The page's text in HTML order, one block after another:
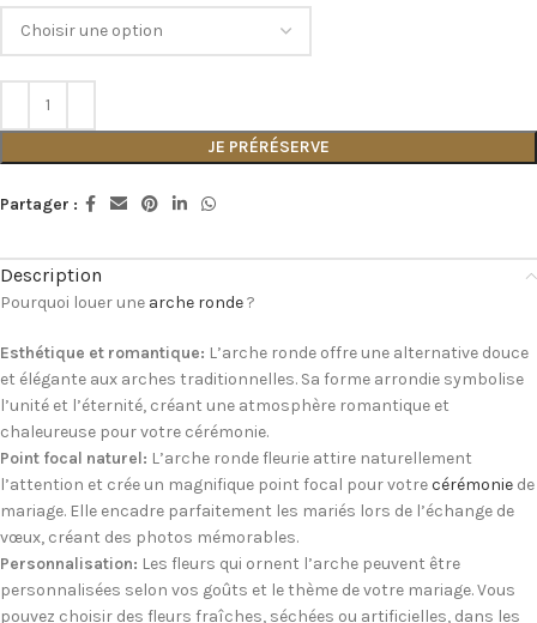
JE PRÉRÉSERVE
Partager :
Description
Pourquoi louer une arche ronde?
Esthétique et romantique: L’arche ronde offre une alternative douce
et élégante aux arches traditionnelles. Sa forme arrondie symbolise
l’unité et l’éternité, créant une atmosphère romantique et
chaleureuse pour votre cérémonie.
Point focal naturel: L’arche ronde fleurie attire naturellement
l’attention et crée un magnifique point focal pour votrecérémonie de
mariage. Elle encadre parfaitement les mariés lors de l’échange de
vœux, créant des photos mémorables.
Personnalisation: Les fleurs qui ornent l’arche peuvent être
personnalisées selon vos goûts et le thème de votre mariage. Vous
pouvez choisir des fleurs fraîches, séchées ou artificielles, dans les